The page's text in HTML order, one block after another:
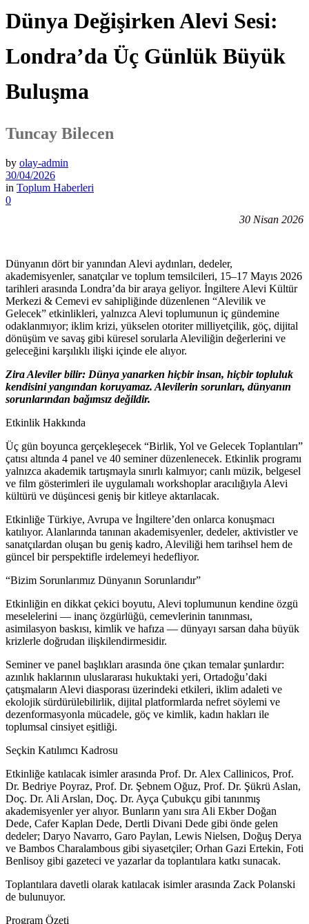
Dünya Değişirken Alevi Sesi:
Londra’da Üç Günlük Büyük
Buluşma
Tuncay Bilecen
by olay-admin
30/04/2026
in Toplum Haberleri
0
30 Nisan 2026
Dünyanın dört bir yanından Alevi aydınları, dedeler,
akademisyenler, sanatçılar ve toplum temsilcileri, 15–17 Mayıs 2026
tarihleri arasında Londra’da bir araya geliyor. İngiltere Alevi Kültür
Merkezi & Cemevi ev sahipliğinde düzenlenen “Alevilik ve
Gelecek” etkinlikleri, yalnızca Alevi toplumunun iç gündemine
odaklanmıyor; iklim krizi, yükselen otoriter milliyetçilik, göç, dijital
dönüşüm ve savaş gibi küresel sorularla Aleviliğin değerlerini ve
geleceğini karşılıklı ilişki içinde ele alıyor.
Zira Aleviler bilir: Dünya yanarken hiçbir insan, hiçbir topluluk
kendisini yangından koruyamaz. Alevilerin sorunları, dünyanın
sorunlarından bağımsız değildir.
Etkinlik Hakkında
Üç gün boyunca gerçekleşecek “Birlik, Yol ve Gelecek Toplantıları”
çatısı altında 4 panel ve 40 seminer düzenlenecek. Etkinlik programı
yalnızca akademik tartışmayla sınırlı kalmıyor; canlı müzik, belgesel
ve film gösterimleri ile uygulamalı workshoplar aracılığıyla Alevi
kültürü ve düşüncesi geniş bir kitleye aktarılacak.
Etkinliğe Türkiye, Avrupa ve İngiltere’den onlarca konuşmacı
katılıyor. Alanlarında tanınan akademisyenler, dedeler, aktivistler ve
sanatçılardan oluşan bu geniş kadro, Aleviliği hem tarihsel hem de
güncel bir perspektifle irdelemeyi hedefliyor.
“Bizim Sorunlarımız Dünyanın Sorunlarıdır”
Etkinliğin en dikkat çekici boyutu, Alevi toplumunun kendine özgü
meselelerini — inanç özgürlüğü, cemevlerinin tanınması,
asimilasyon baskısı, kimlik ve hafıza — dünyayı sarsan daha büyük
krizlerle doğrudan ilişkilendirmesidir.
Seminer ve panel başlıkları arasında öne çıkan temalar şunlardır:
azınlık haklarının uluslararası hukuktaki yeri, Ortadoğu’daki
çatışmaların Alevi diasporası üzerindeki etkileri, iklim adaleti ve
ekolojik sürdürülebilirlik, dijital platformlarda nefret söylemi ve
dezenformasyonla mücadele, göç ve kimlik, kadın hakları ile
toplumsal cinsiyet eşitliği.
Seçkin Katılımcı Kadrosu
Etkinliğe katılacak isimler arasında Prof. Dr. Alex Callinicos, Prof.
Dr. Bedriye Poyraz, Prof. Dr. Şebnem Oğuz, Prof. Dr. Şükrü Aslan,
Doç. Dr. Ali Arslan, Doç. Dr. Ayça Çubukçu gibi tanınmış
akademisyenler yer alıyor. Bunların yanı sıra Ali Ekber Doğan
Dede, Cafer Kaplan Dede, Dertli Divani Dede gibi önde gelen
dedeler; Daryo Navarro, Garo Paylan, Lewis Nielsen, Doğuş Derya
ve Bambos Charalambous gibi siyasetçiler; Orhan Gazi Ertekin, Foti
Benlisoy gibi gazeteci ve yazarlar da toplantılara katkı sunacak.
Toplantılara davetli olarak katılacak isimler arasında Zack Polanski
de bulunuyor.
Program Özeti